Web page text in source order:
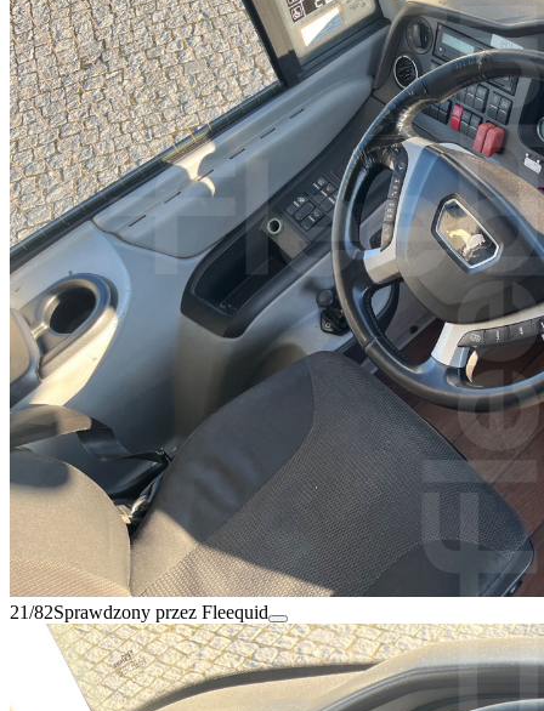
21/82Sprawdzony przez Fleequid